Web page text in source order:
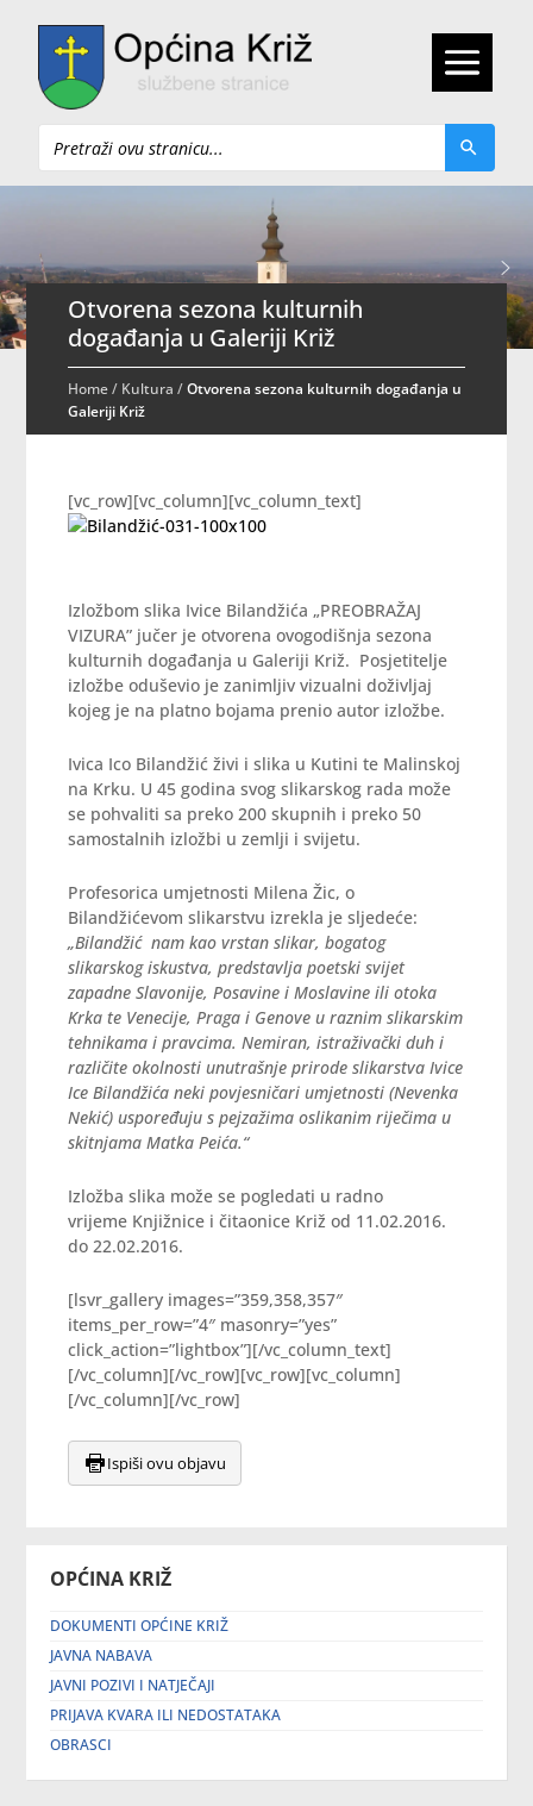
Pretraži
OPĆINA KRIŽ
DOKUMENTI OPĆINE KRIŽ
JAVNA NABAVA
JAVNI POZIVI I NATJEČAJI
PRIJAVA KVARA ILI NEDOSTATAKA
OBRASCI
Otvorena sezona kulturnih
događanja u Galeriji Križ
Home/ Kultura /Otvorena sezona kulturnih događanja u
Galeriji Križ
[vc_row][vc_column][vc_column_text]
Izložbom slika Ivice Bilandžića „PREOBRAŽAJ
VIZURA” jučer je otvorena ovogodišnja sezona
kulturnih događanja u Galeriji Križ. Posjetitelje
izložbe oduševio je zanimljiv vizualni doživljaj
kojeg je na platno bojama prenio autor izložbe.
Ivica Ico Bilandžić živi i slika u Kutini te Malinskoj
na Krku. U 45 godina svog slikarskog rada može
se pohvaliti sa preko 200 skupnih i preko 50
samostalnih izložbi u zemlji i svijetu.
Profesorica umjetnosti Milena Žic, o
Bilandžićevom slikarstvu izrekla je sljedeće:
„Bilandžić nam kao vrstan slikar, bogatog
slikarskog iskustva, predstavlja poetski svijet
zapadne Slavonije, Posavine i Moslavine ili otoka
Krka te Venecije, Praga i Genove u raznim slikarskim
tehnikama i pravcima. Nemiran, istraživački duh i
različite okolnosti unutrašnje prirode slikarstva Ivice
Ice Bilandžića neki povjesničari umjetnosti (Nevenka
Nekić) uspoređuju s pejzažima oslikanim riječima u
skitnjama Matka Peića.“
Izložba slika može se pogledati u radno
vrijeme Knjižnice i čitaonice Križ od 11.02.2016.
do 22.02.2016.
[lsvr_gallery images=”359,358,357″
items_per_row=”4″ masonry=”yes”
click_action=”lightbox”][/vc_column_text]
[/vc_column][/vc_row][vc_row][vc_column]
[/vc_column][/vc_row]
Ispiši ovu objavu